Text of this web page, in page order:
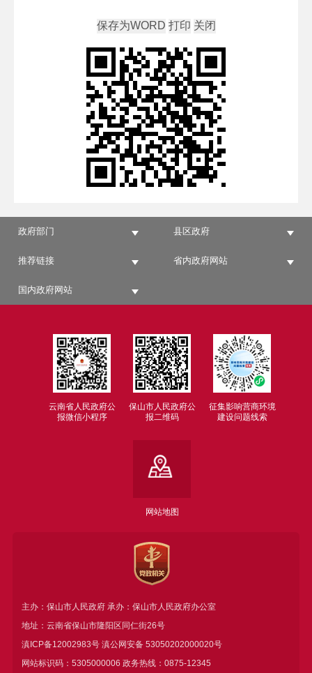
政府部门 县区政府
推荐链接 省内政府网站
国内政府网站
云南省人民政府公
报微信小程序
保山市人民政府公
报二维码
征集影响营商环境
建设问题线索
网站地图
主办：保山市人民政府 承办：保山市人民政府办公室
地址：云南省保山市隆阳区同仁街26号
滇ICP备12002983号滇公网安备 53050202000020号
网站标识码：5305000006 政务热线：0875-12345